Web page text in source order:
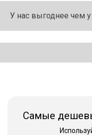
У нас выгоднее чем
Самые